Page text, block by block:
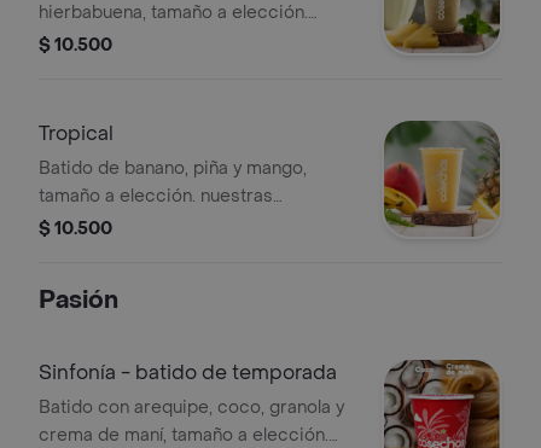
hierbabuena, tamaño a elección.
nuestras preparaciones se
realizar modificaciones en los
ingredientes
$ 10.500
Tropical
Batido de banano, piña y mango,
tamaño a elección. nuestras
preparaciones se encuentran
ingredientes
$ 10.500
Pasión
Sinfonía - batido de temporada
Batido con arequipe, coco, granola y
crema de maní, tamaño a elección.